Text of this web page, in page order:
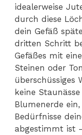
idealerweise
durch diese
dein Gefäß
dritten Schritt
Gefäßes mit
Steinen oder
überschüssiges
keine
Blumenerde
Bedürfnisse
abgestimmt ist